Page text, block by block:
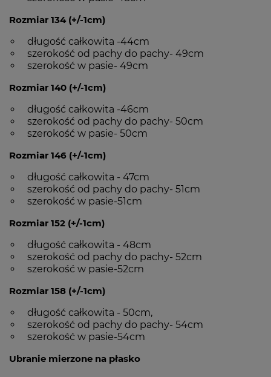
Rozmiar 134 (+/-1cm)
długość całkowita -44cm
szerokość od pachy do pachy- 49cm
szerokość w pasie- 49cm
Rozmiar 140 (+/-1cm)
długość całkowita -46cm
szerokość od pachy do pachy- 50cm
szerokość w pasie- 50cm
Rozmiar 146 (+/-1cm)
długość całkowita - 47cm
szerokość od pachy do pachy- 51cm
szerokość w pasie-51cm
Rozmiar 152 (+/-1cm)
długość całkowita - 48cm
szerokość od pachy do pachy- 52cm
szerokość w pasie-52cm
Rozmiar 158 (+/-1cm)
długość całkowita - 50cm,
szerokość od pachy do pachy- 54cm
szerokość w pasie-54cm
Ubranie mierzone na płasko